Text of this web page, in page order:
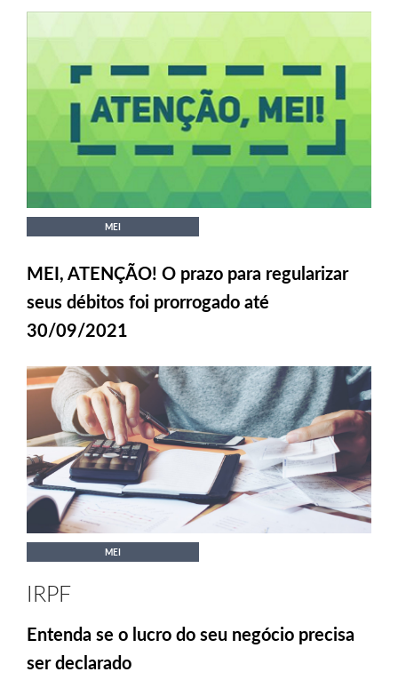
MEI
MEI, ATENÇÃO! O prazo para regularizar
seus débitos foi prorrogado até
30/09/2021
MEI
IRPF
Entenda se o lucro do seu negócio precisa
ser declarado